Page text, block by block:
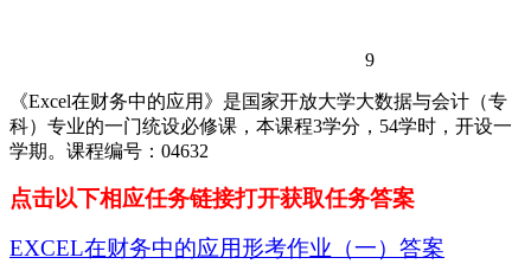
9
《Excel在财务中的应用》是国家开放大学大数据与会计（专
科）专业的一门统设必修课，本课程3学分，54学时，开设一
学期。课程编号：04632
点击以下相应任务链接打开获取任务答案
EXCEL在财务中的应用形考作业（一）答案